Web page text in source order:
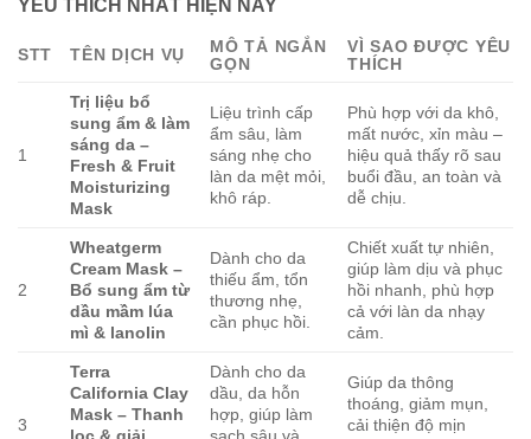
YÊU THÍCH NHẤT HIỆN NAY
STT TÊN DỊCH VỤ
MÔ TẢ NGẮN
GỌN
VÌ SAO ĐƯỢC YÊU
THÍCH
1
Trị liệu bổ
sung ẩm & làm
sáng da –
Fresh & Fruit
Moisturizing
Mask
Liệu trình cấp
ẩm sâu, làm
sáng nhẹ cho
làn da mệt mỏi,
khô ráp.
Phù hợp với da khô,
mất nước, xỉn màu –
hiệu quả thấy rõ sau
buổi đầu, an toàn và
dễ chịu.
2
Wheatgerm
Cream Mask –
Bổ sung ẩm từ
dầu mầm lúa
mì & lanolin
Dành cho da
thiếu ẩm, tổn
thương nhẹ,
cần phục hồi.
Chiết xuất tự nhiên,
giúp làm dịu và phục
hồi nhanh, phù hợp
cả với làn da nhạy
cảm.
3
Terra
California Clay
Mask – Thanh
Dành cho da
dầu, da hỗn
hợp, giúp làm
Giúp da thông
thoáng, giảm mụn,
cải thiện độ mịn